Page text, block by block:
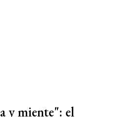
y miente": el